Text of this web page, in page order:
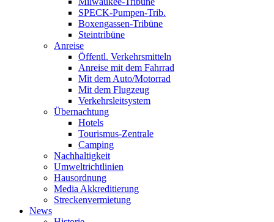
SPECK-Pumpen-Trib.
Boxengassen-Tribüne
Steintribüne
Anreise
Öffentl. Verkehrsmitteln
Anreise mit dem Fahrrad
Mit dem Auto/Motorrad
Mit dem Flugzeug
Verkehrsleitsystem
Übernachtung
Hotels
Tourismus-Zentrale
Camping
Nachhaltigkeit
Umweltrichtlinien
Hausordnung
Media Akkreditierung
Streckenvermietung
News